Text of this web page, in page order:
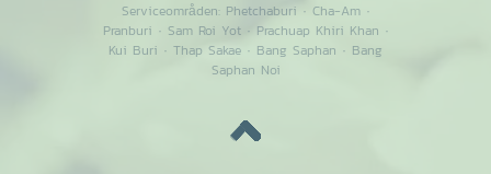
Serviceområden: Phetchaburi · Cha-Am·
Pranburi · Sam Roi Yot· Prachuap Khiri Khan ·
Kui Buri · Thap Sakae · Bang Saphan · Bang
Saphan Noi